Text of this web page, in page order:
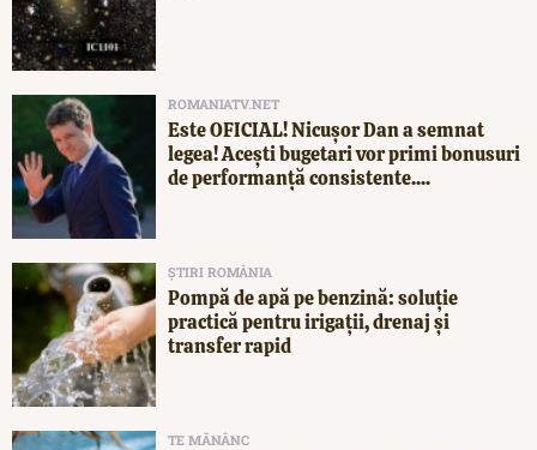
ROMANIATV.NET
Este OFICIAL! Nicușor Dan a semnat
legea! Acești bugetari vor primi bonusuri
de performanță consistente....
ȘTIRI ROMÂNIA
Pompă de apă pe benzină: soluție
practică pentru irigații, drenaj și
transfer rapid
TE MĂNÂNC